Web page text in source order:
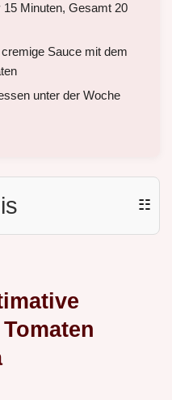
Minuten, Gesamt 20
Sauce mit dem
unter der Woche
☷